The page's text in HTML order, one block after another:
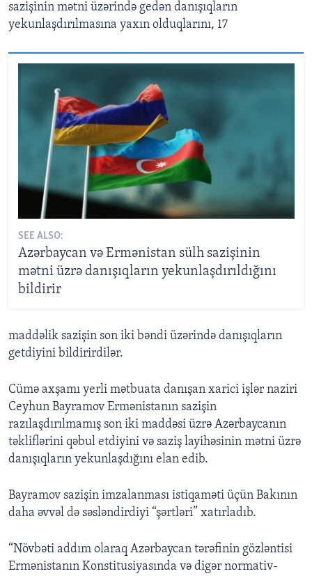
sazişinin mətni üzərində gedən danışıqların
yekunlaşdırılmasına yaxın olduqlarını, 17
SEE ALSO:
Azərbaycan və Ermənistan sülh sazişinin
mətni üzrə danışıqların yekunlaşdırıldığını
bildirir
maddəlik sazişin son iki bəndi üzərində danışıqların
getdiyini bildirirdilər.
Cümə axşamı yerli mətbuata danışan xarici işlər naziri
Ceyhun Bayramov Ermənistanın sazişin
razılaşdırılmamış son iki maddəsi üzrə Azərbaycanın
təkliflərini qəbul etdiyini və saziş layihəsinin mətni üzrə
danışıqların yekunlaşdığını elan edib.
Bayramov sazişin imzalanması istiqaməti üçün Bakının
daha əvvəl də səsləndirdiyi “şərtləri” xatırladıb.
“Növbəti addım olaraq Azərbaycan tərəfinin gözləntisi
Ermənistanın Konstitusiyasında və digər normativ-